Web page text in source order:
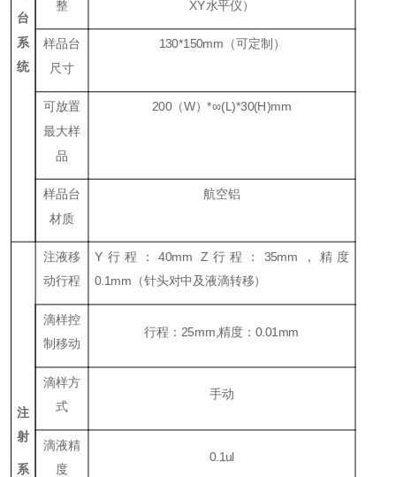
台
系
统
整
XY水平仪）
样品台
尺寸
130*150mm （可定制）
可放置
最大样
品
200（W）*∞(L)*30(H)mm
样品台
材质
航空铝
注
射
系
注液移
动行程
Y行程：40mm Z行程：35mm，精度
0.1mm（针头对中及液滴转移）
滴样控
制移动
行程：25mm,精度：0.01mm
滴样方
式
手动
滴液精
度
0.1ul